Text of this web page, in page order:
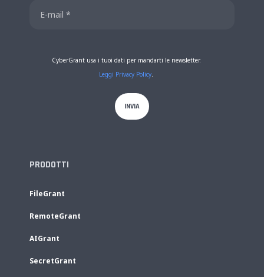
CyberGrant usa i tuoi dati per mandarti le newsletter.
Leggi Privacy Policy.
PRODOTTI
FileGrant
RemoteGrant
AIGrant
SecretGrant